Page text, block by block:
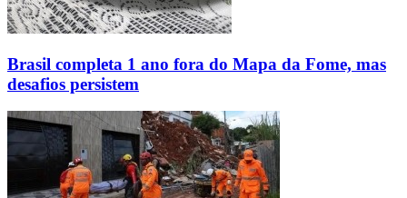
Brasil completa 1 ano fora do Mapa da Fome, mas
desafios persistem